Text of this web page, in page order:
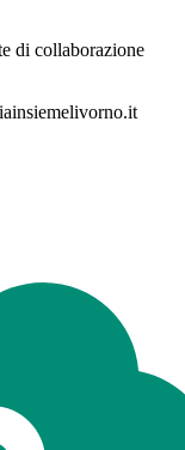
di collaborazione